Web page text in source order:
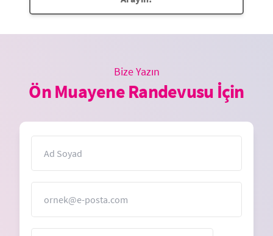
Bize Yazın
Ön Muayene Randevusu İçin